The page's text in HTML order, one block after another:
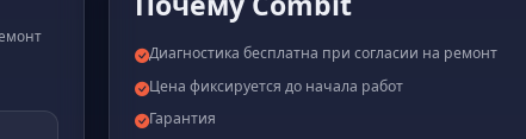
Диагностика бесплатна при согласии на ремонт
Цена фиксируется до начала работ
Гарантия